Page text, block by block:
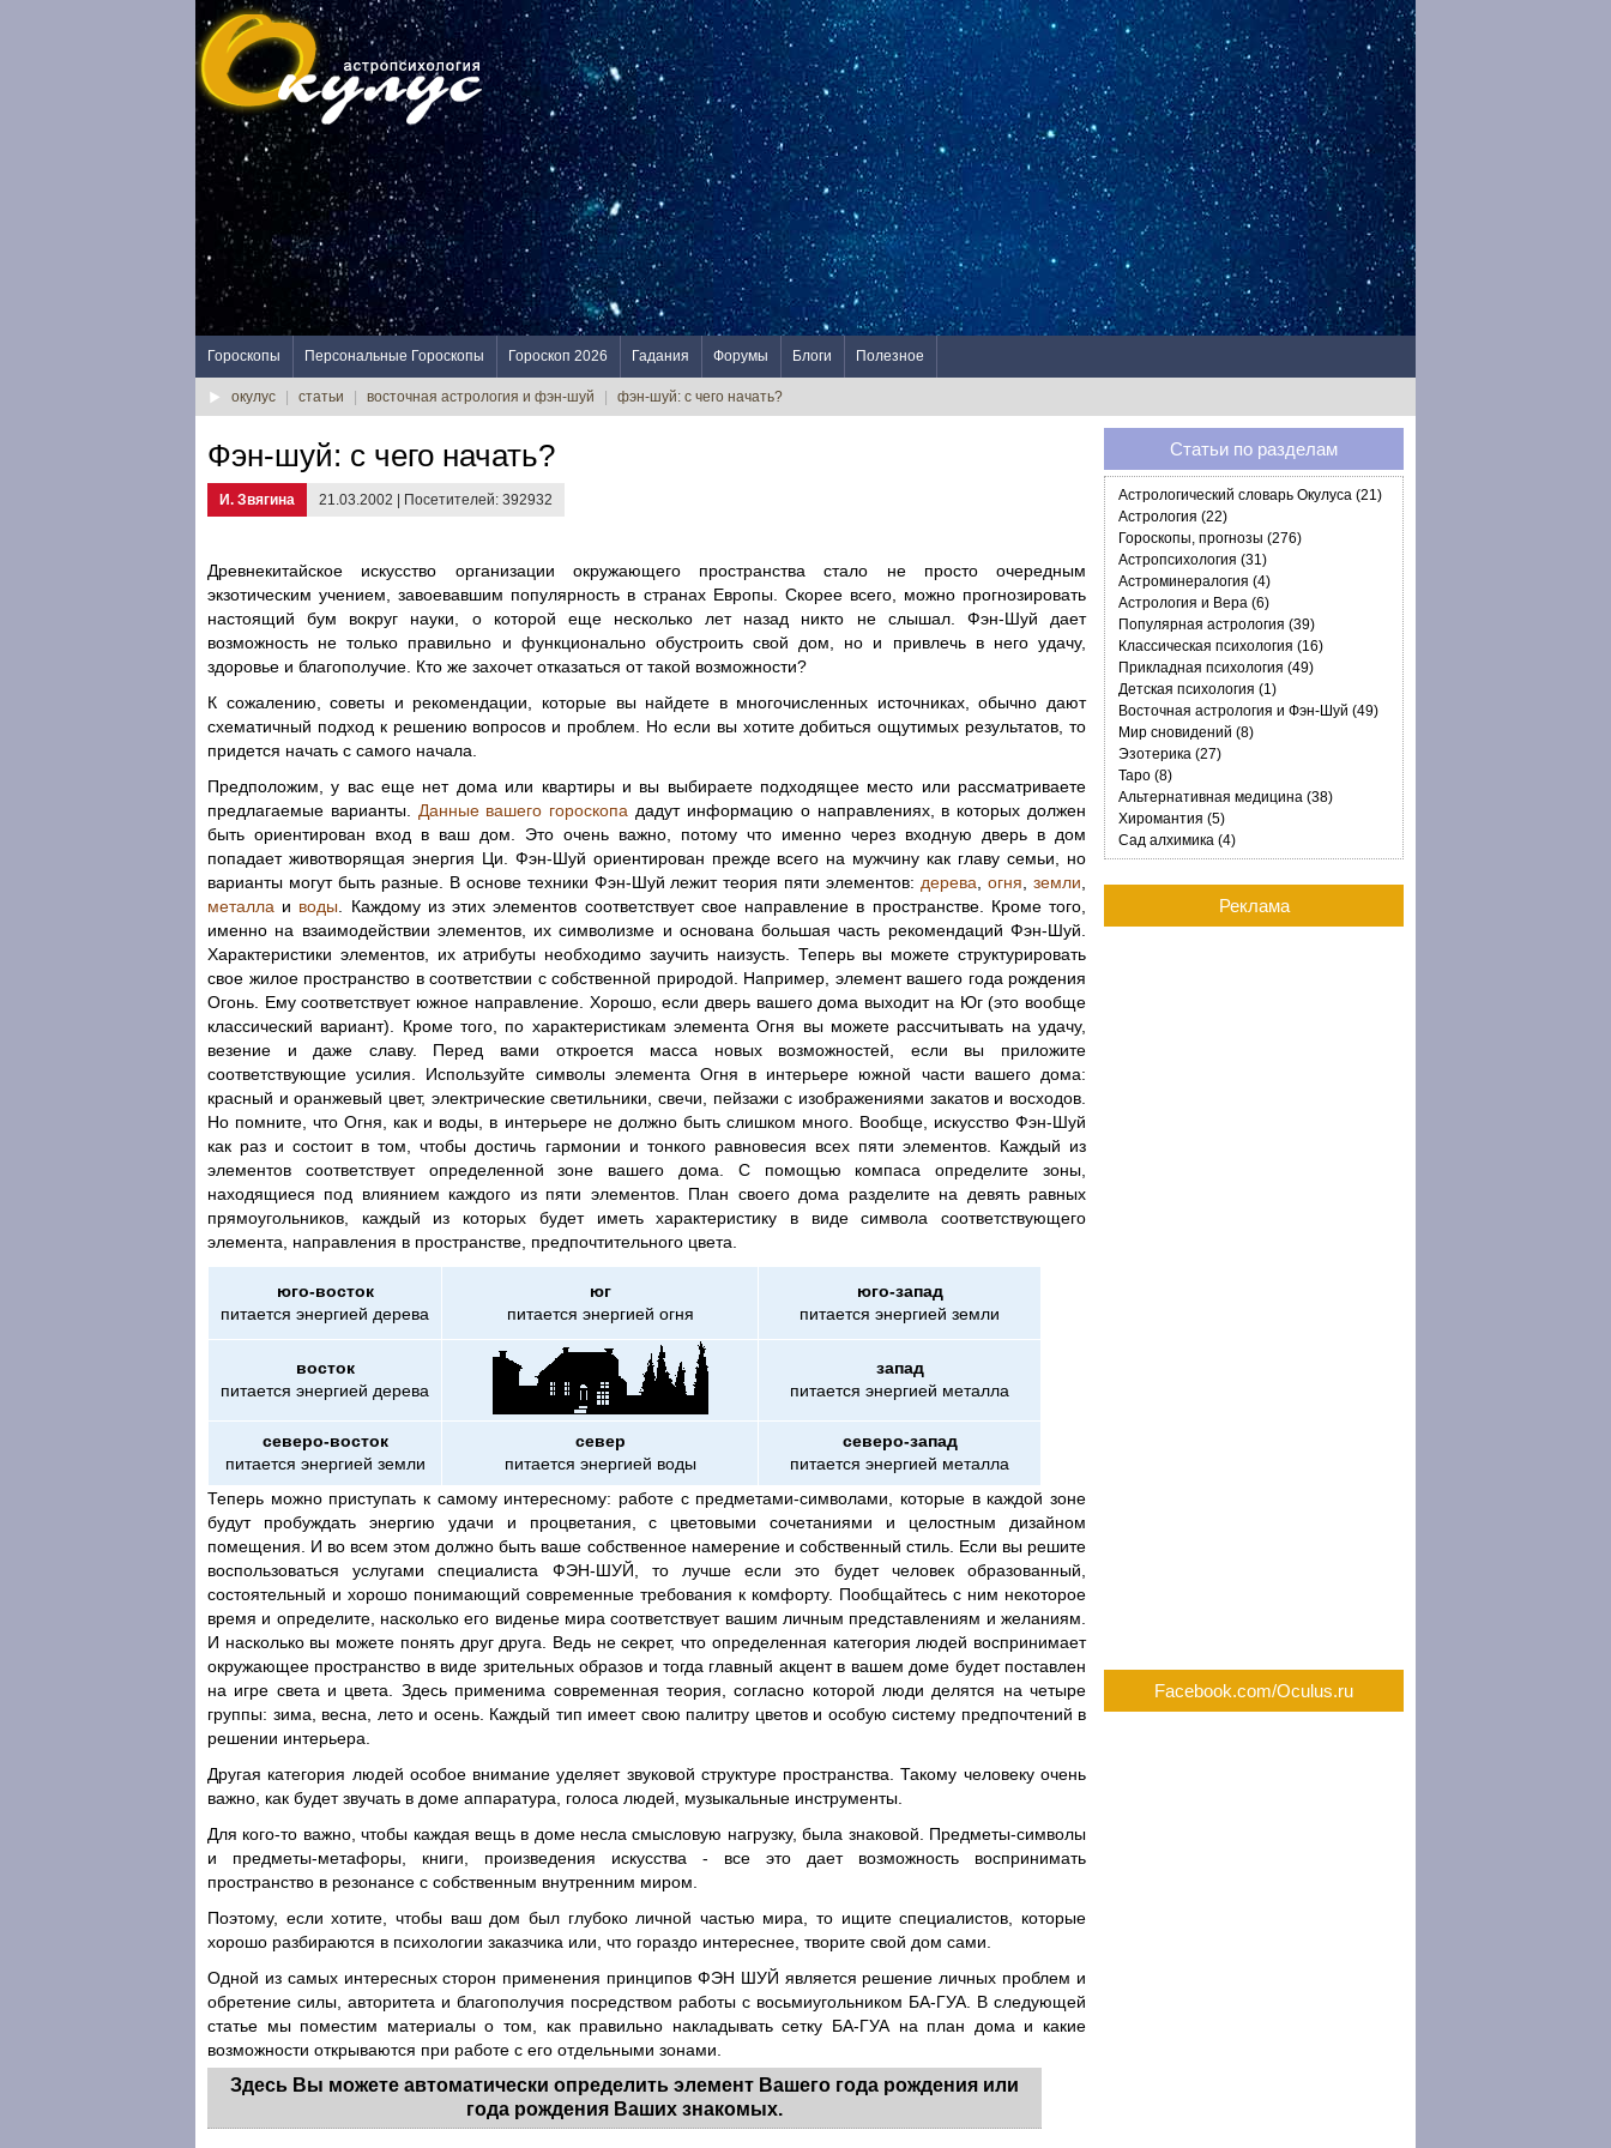
Гороскопы Персональные Гороскопы Гороскоп 2026 Гадания Форумы Блоги Полезное
окулус статьи восточная астрология и фэн-шуй фэн-шуй: с чего начать?
Фэн-шуй: с чего начать?
И. Звягина 21.03.2002 | Посетителей: 392932
Древнекитайское искусство организации окружающего пространства стало не просто очередным
экзотическим учением, завоевавшим популярность в странах Европы. Скорее всего, можно прогнозировать
настоящий бум вокруг науки, о которой еще несколько лет назад никто не слышал. Фэн-Шуй дает
возможность не только правильно и функционально обустроить свой дом, но и привлечь в него удачу,
здоровье и благополучие. Кто же захочет отказаться от такой возможности?
К сожалению, советы и рекомендации, которые вы найдете в многочисленных источниках, обычно дают
схематичный подход к решению вопросов и проблем. Но если вы хотите добиться ощутимых результатов, то
придется начать с самого начала.
Предположим, у вас еще нет дома или квартиры и вы выбираете подходящее место или рассматриваете
предлагаемые варианты. Данные вашего гороскопа дадут информацию о направлениях, в которых должен
быть ориентирован вход в ваш дом. Это очень важно, потому что именно через входную дверь в дом
попадает животворящая энергия Ци. Фэн-Шуй ориентирован прежде всего на мужчину как главу семьи, но
варианты могут быть разные. В основе техники Фэн-Шуй лежит теория пяти элементов: дерева ,огня ,земли
металла и воды . Каждому из этих элементов соответствует свое направление в пространстве. Кроме того,
именно на взаимодействии элементов, их символизме и основана большая часть рекомендаций Фэн-Шуй.
Характеристики элементов, их атрибуты необходимо заучить наизусть. Теперь вы можете структурировать
свое жилое пространство в соответствии с собственной природой. Например, элемент вашего года рождения
Огонь. Ему соответствует южное направление. Хорошо, если дверь вашего дома выходит на Юг (это вообще
классический вариант). Кроме того, по характеристикам элемента Огня вы можете рассчитывать на удачу,
везение и даже славу. Перед вами откроется масса новых возможностей, если вы приложите
соответствующие усилия. Используйте символы элемента Огня в интерьере южной части вашего дома:
красный и оранжевый цвет, электрические светильники, свечи, пейзажи с изображениями закатов и восходов.
Но помните, что Огня, как и воды, в интерьере не должно быть слишком много. Вообще, искусство Фэн-Шуй
как раз и состоит в том, чтобы достичь гармонии и тонкого равновесия всех пяти элементов. Каждый из
элементов соответствует определенной зоне вашего дома. С помощью компаса определите зоны,
находящиеся под влиянием каждого из пяти элементов. План своего дома разделите на девять равных
прямоугольников, каждый из которых будет иметь характеристику в виде символа соответствующего
элемента, направления в пространстве, предпочтительного цвета.
юго-восток
питается энергией дерева
юг
питается энергией огня
юго-запад
питается энергией земли
восток
питается энергией дерева
запад
питается энергией металла
северо-восток
питается энергией земли
север
питается энергией воды
северо-запад
питается энергией металла
Теперь можно приступать к самому интересному: работе с предметами-символами, которые в каждой зоне
будут пробуждать энергию удачи и процветания, с цветовыми сочетаниями и целостным дизайном
помещения. И во всем этом должно быть ваше собственное намерение и собственный стиль. Если вы решите
воспользоваться услугами специалиста ФЭН-ШУЙ, то лучше если это будет человек образованный,
состоятельный и хорошо понимающий современные требования к комфорту. Пообщайтесь с ним некоторое
время и определите, насколько его виденье мира соответствует вашим личным представлениям и желаниям.
И насколько вы можете понять друг друга. Ведь не секрет, что определенная категория людей воспринимает
окружающее пространство в виде зрительных образов и тогда главный акцент в вашем доме будет поставлен
на игре света и цвета. Здесь применима современная теория, согласно которой люди делятся на четыре
группы: зима, весна, лето и осень. Каждый тип имеет свою палитру цветов и особую систему предпочтений в
решении интерьера.
Другая категория людей особое внимание уделяет звуковой структуре пространства. Такому человеку очень
важно, как будет звучать в доме аппаратура, голоса людей, музыкальные инструменты.
Для кого-то важно, чтобы каждая вещь в доме несла смысловую нагрузку, была знаковой. Предметы-символы
и предметы-метафоры, книги, произведения искусства - все это дает возможность воспринимать
пространство в резонансе с собственным внутренним миром.
Поэтому, если хотите, чтобы ваш дом был глубоко личной частью мира, то ищите специалистов, которые
хорошо разбираются в психологии заказчика или, что гораздо интереснее, творите свой дом сами.
Одной из самых интересных сторон применения принципов ФЭН ШУЙ является решение личных проблем и
обретение силы, авторитета и благополучия посредством работы с восьмиугольником БА-ГУА. В следующей
статье мы поместим материалы о том, как правильно накладывать сетку БА-ГУА на план дома и какие
возможности открываются при работе с его отдельными зонами.
Здесь Вы можете автоматически определить элемент Вашего года рождения или
года рождения Ваших знакомых.
Статьи по разделам
Астрологический словарь Окулуса (21)
Астрология (22)
Гороскопы, прогнозы (276)
Астропсихология (31)
Астроминералогия (4)
Астрология и Вера (6)
Популярная астрология (39)
Классическая психология (16)
Прикладная психология (49)
Детская психология (1)
Восточная астрология и Фэн-Шуй (49)
Мир сновидений (8)
Эзотерика (27)
Таро (8)
Альтернативная медицина (38)
Хиромантия (5)
Сад алхимика (4)
Реклама
Facebook.com/Oculus.ru